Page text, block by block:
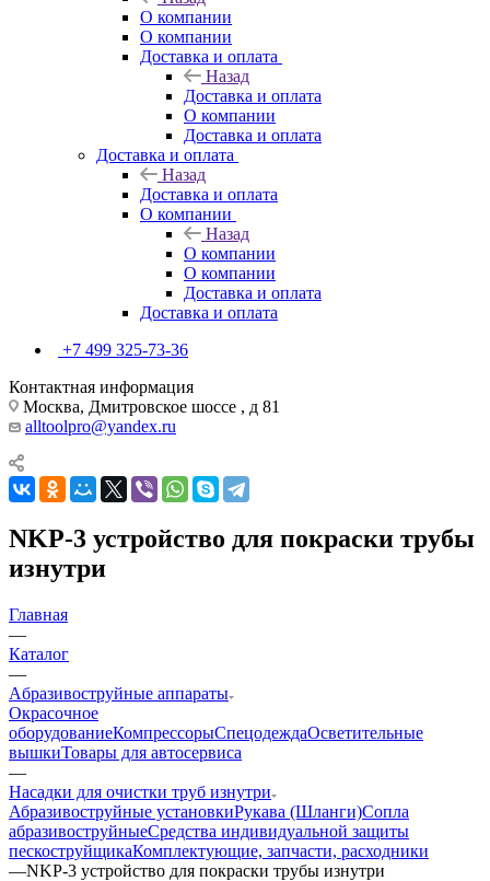
О компании
О компании
Доставка и оплата
Назад
Доставка и оплата
О компании
Доставка и оплата
Доставка и оплата
Назад
Доставка и оплата
О компании
Назад
О компании
О компании
Доставка и оплата
Доставка и оплата
+7 499 325-73-36
Контактная информация
Москва, Дмитровское шоссе , д 81
alltoolpro@yandex.ru
NKP-3 устройство для покраски трубы
изнутри
Главная
—
Каталог
—
Aбразивоструйные аппараты
Окрасочное
оборудованиеКомпрессорыСпецодеждаОсветительные
вышкиТовары для автосервиса
—
Насадки для очистки труб изнутри
Абразивоструйные установкиРукава (Шланги)Сопла
абразивоструйныеСредства индивидуальной защиты
пескоструйщикаКомплектующие, запчасти, расходники
—NKP-3 устройство для покраски трубы изнутри